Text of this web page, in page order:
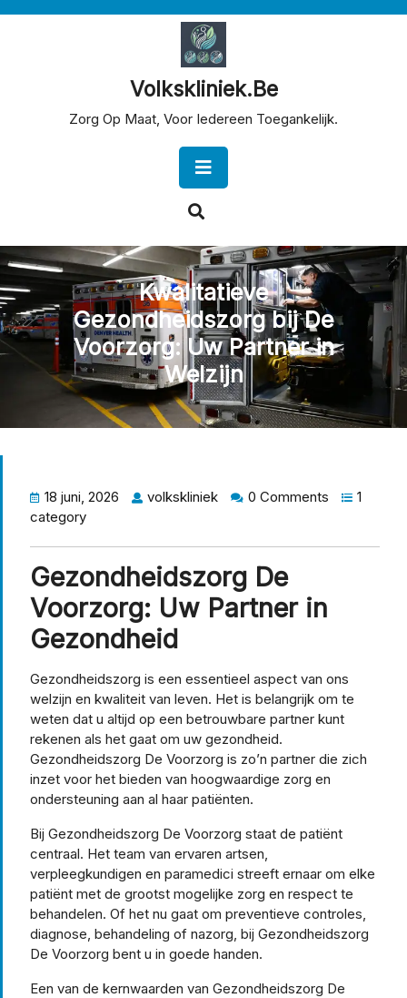
Volkskliniek.be
Zorg Op Maat, Voor Iedereen Toegankelijk.
Button
Kwalitatieve
Gezondheidszorg bij De
Voorzorg: Uw Partner in
Welzijn
18 juni, 2026 volkskliniek 0 Comments
1
category
Gezondheidszorg De
Voorzorg: Uw Partner in
Gezondheid
Gezondheidszorg is een essentieel aspect van ons
welzijn en kwaliteit van leven. Het is belangrijk om te
weten dat u altijd op een betrouwbare partner kunt
rekenen als het gaat om uw gezondheid.
Gezondheidszorg De Voorzorg is zo’n partner die zich
inzet voor het bieden van hoogwaardige zorg en
ondersteuning aan al haar patiënten.
Bij Gezondheidszorg De Voorzorg staat de patiënt
centraal. Het team van ervaren artsen,
verpleegkundigen en paramedici streeft ernaar om elke
patiënt met de grootst mogelijke zorg en respect te
behandelen. Of het nu gaat om preventieve controles,
diagnose, behandeling of nazorg, bij Gezondheidszorg
De Voorzorg bent u in goede handen.
Een van de kernwaarden van Gezondheidszorg De